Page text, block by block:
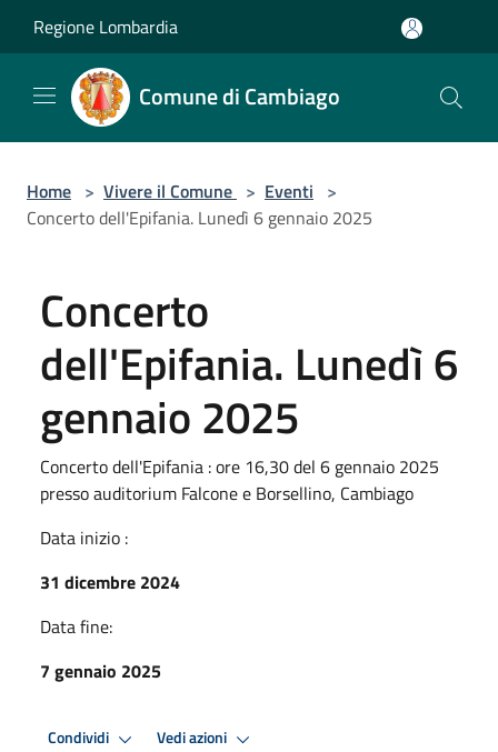
Regione Lombardia
Comune di Cambiago
Home > Vivere il Comune > Eventi >
Concerto dell'Epifania. Lunedì 6 gennaio 2025
Concerto
dell'Epifania. Lunedì 6
gennaio 2025
Concerto dell'Epifania : ore 16,30 del 6 gennaio 2025
presso auditorium Falcone e Borsellino, Cambiago
Data inizio :
31 dicembre 2024
Data fine:
7 gennaio 2025
Condividi Vedi azioni